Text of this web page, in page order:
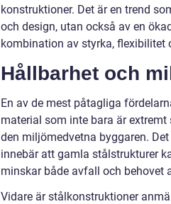
konstruktioner. Det är en trend
och design, utan också av en
kombination av styrka,
Hållbarhet och
En av de mest påtagliga
material som inte bara är
den miljömedvetna byggaren.
innebär att gamla stålstrukturer
minskar både avfall och behovet
Vidare är stålkonstruktioner